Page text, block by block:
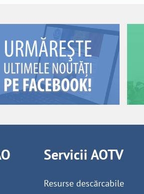
Servicii AOTV
Resurse descărcabile